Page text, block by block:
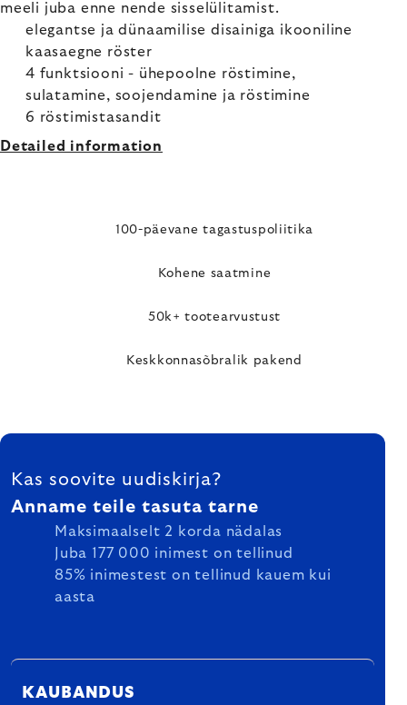
meeli juba enne nende sisselülitamist.
elegantse ja dünaamilise disainiga ikooniline
kaasaegne röster
4 funktsiooni - ühepoolne röstimine,
sulatamine, soojendamine ja röstimine
6 röstimistasandit
Detailed information
100-päevane tagastuspoliitika
Kohene saatmine
50k+ tootearvustust
Keskkonnasõbralik pakend
FOOTER
Kas soovite uudiskirja?
Anname teile tasuta tarne
Maksimaalselt 2 korda nädalas
Juba 177 000 inimest on tellinud
85% inimestest on tellinud kauem kui
aasta
KAUBANDUS